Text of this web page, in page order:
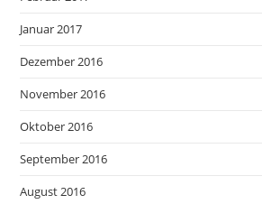
Januar 2017
Dezember 2016
November 2016
Oktober 2016
September 2016
August 2016